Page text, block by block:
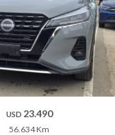
USD 23.490
56.634 Km